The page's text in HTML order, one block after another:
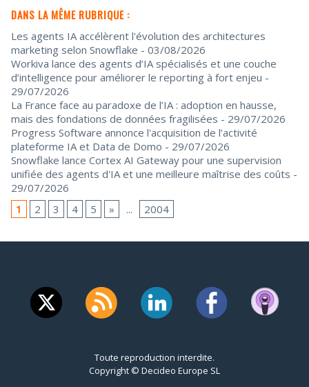
DANS LA MÊME RUBRIQUE :
Les agents IA accélèrent l'évolution des architectures
marketing selon Snowflake - 03/08/2026
Workiva lance des agents d’IA spécialisés et une couche
d’intelligence pour améliorer le reporting à fort enjeu -
29/07/2026
La France face au paradoxe de l’IA : adoption en hausse,
mais des fondations de données fragilisées - 29/07/2026
Progress Software annonce l'acquisition de l’activité
plateforme IA et Data de Domo - 29/07/2026
Snowflake lance Cortex AI Gateway pour une supervision
unifiée des agents d'IA et une meilleure maîtrise des coûts -
29/07/2026
1
2 3 4 5 » ... 2004
Toute reproduction interdite.
Copyright © Decideo Europe SL